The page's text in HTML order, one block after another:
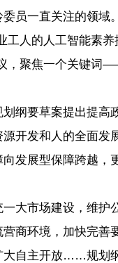
员一直关注的领域
工人的人工智能素
，聚焦一个关键词
纲要草案提出提高
开发和人的全面发
发展型保障跨越，
大市场建设，维护
商环境，加快完善
大自主开放……规划